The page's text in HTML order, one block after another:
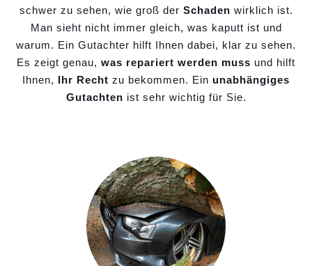
schwer zu sehen, wie groß der Schaden wirklich ist.
Man sieht nicht immer gleich, was kaputt ist und
warum. Ein Gutachter hilft Ihnen dabei, klar zu sehen.
Es zeigt genau, was repariert werden muss und hilft
Ihnen, Ihr Recht zu bekommen. Ein unabhängiges
Gutachten ist sehr wichtig für Sie.